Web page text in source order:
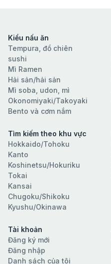
Kiểu nấu ăn
Tempura, đồ chiên
sushi
Mì Ramen
Hải sản/hải sản
Mì soba, udon, mì
Okonomiyaki/Takoyaki
Bento và cơm nắm
Tìm kiếm theo khu vực
Hokkaido/Tohoku
Kanto
Koshinetsu/Hokuriku
Tokai
Kansai
Chugoku/Shikoku
Kyushu/Okinawa
Tài khoản
Đăng ký mới
Đăng nhập
Danh sách của tôi